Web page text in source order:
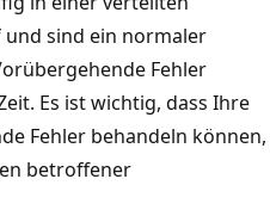
sind ein normaler
Fehler
Es ist wichtig, dass Ihre
Fehler behandeln können,
betroffener